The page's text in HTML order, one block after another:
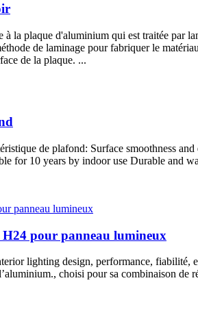
la plaque d'aluminium qui est traitée par
de laminage pour fabriquer le
de la plaque. ...
de plafond: Surface smoothness
for10 years by indoor use Durable and
pour panneau lumineux
lighting design, performance, fiabilité,
choisi pour sa combinaison